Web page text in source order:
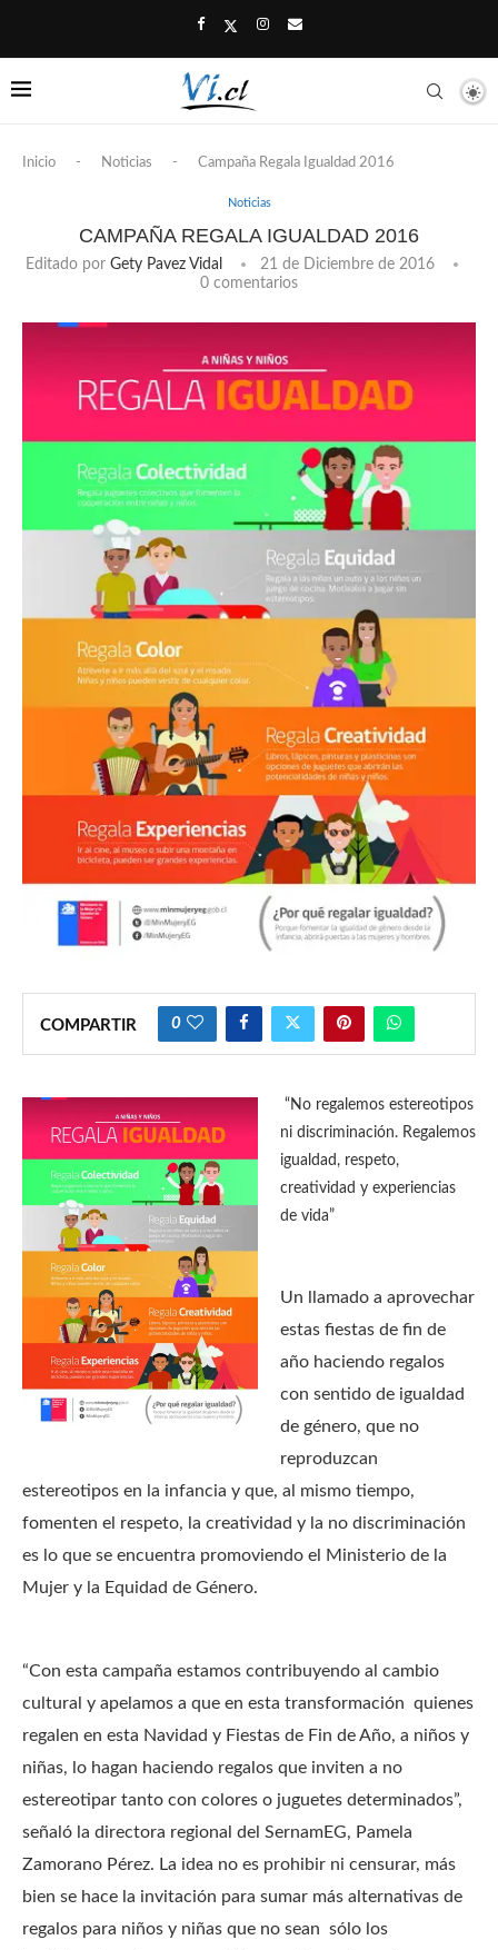
Inicio - Noticias - Campaña Regala Igualdad 2016
Noticias
CAMPAÑA REGALA IGUALDAD 2016
Editado por Gety Pavez Vidal
21 de Diciembre de 2016
0 comentarios
COMPARTIR 0
“No regalemos estereotipos
ni discriminación. Regalemos
igualdad, respeto,
creatividad y experiencias
de vida”
Un llamado a aprovechar
estas fiestas de fin de
año haciendo regalos
con sentido de igualdad
de género, que no
reproduzcan
estereotipos en la infancia y que, al mismo tiempo,
fomenten el respeto, la creatividad y la no discriminación
es lo que se encuentra promoviendo el Ministerio de la
Mujer y la Equidad de Género.
“Con esta campaña estamos contribuyendo al cambio
cultural y apelamos a que en esta transformación quienes
regalen en esta Navidad y Fiestas de Fin de Año, a niños y
niñas, lo hagan haciendo regalos que inviten a no
estereotipar tanto con colores o juguetes determinados”,
señaló la directora regional del SernamEG, Pamela
Zamorano Pérez. La idea no es prohibir ni censurar, más
bien se hace la invitación para sumar más alternativas de
regalos para niños y niñas que no sean sólo los